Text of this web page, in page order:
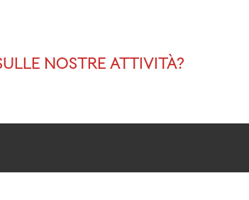
NOSTRE ATTIVITÀ?